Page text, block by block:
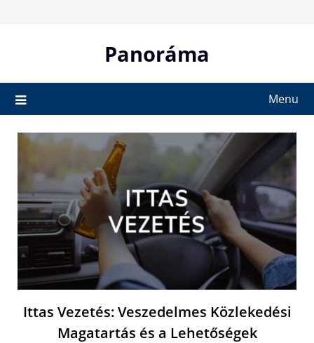
Panoráma
Menu
Ittas Vezetés: Veszedelmes Közlekedési
Magatartás és a Lehetőségek